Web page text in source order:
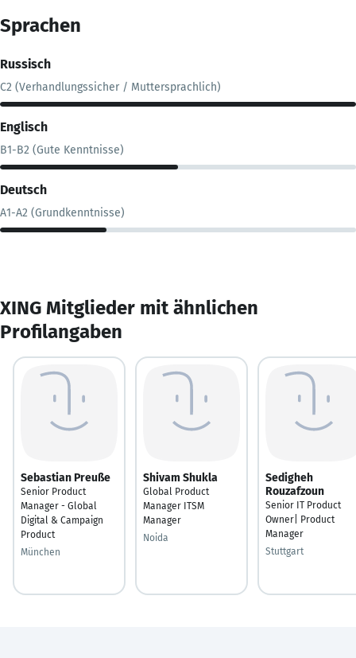
Sprachen
Russisch
C2 (Verhandlungssicher / Muttersprachlich)
Englisch
B1-B2 (Gute Kenntnisse)
Deutsch
A1-A2 (Grundkenntnisse)
XING Mitglieder mit ähnlichen
Profilangaben
Sebastian Preuße
Senior Product
Manager - Global
Digital & Campaign
Product
München
Shivam Shukla
Global Product
Manager ITSM
Manager
Noida
Sedigheh
Rouzafzoun
Senior IT Product
Owner| Product
Manager
Stuttgart